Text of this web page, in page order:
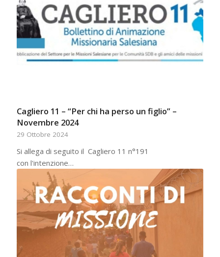
Cagliero 11 – “Per chi ha perso un figlio” –
Novembre 2024
29 Ottobre 2024
Si allega di seguito il Cagliero 11 n°191
con l'intenzione…